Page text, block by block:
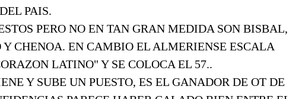
PAIS.
PERO NO EN TAN GRAN MEDIDA SON BISBAL,
Y CHENOA. EN CAMBIO EL ALMERIENSE ESCALA
LATINO" Y SE COLOCA EL 57..
Y SUBE UN PUESTO, ES EL GANADOR DE OT DE